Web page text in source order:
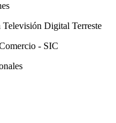
Televisión Digital Terreste
- SIC